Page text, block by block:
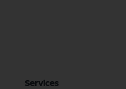
Services